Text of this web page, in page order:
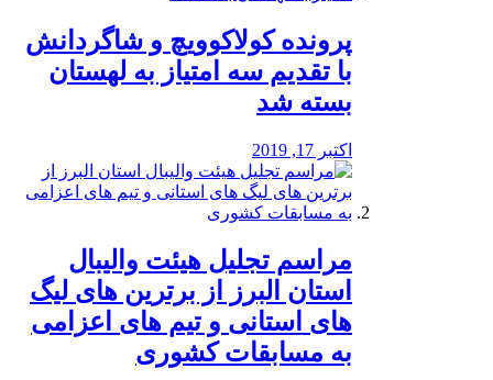
پرونده کولاکوویچ و شاگردانش
با تقدیم سه امتیاز به لهستان
بسته شد
اکتبر 17, 2019
مراسم تجلیل هیئت والیبال
استان البرز از برترین های لیگ
های استانی و تیم های اعزامی
به مسابقات کشوری